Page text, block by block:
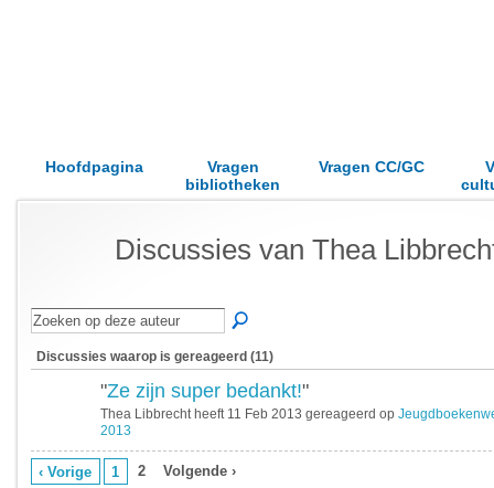
Hoofdpagina
Vragen
bibliotheken
Vragen CC/GC
Discussies van Thea
Discussies waarop is gereageerd (11)
"Ze zijn super bedankt!"
Thea Libbrecht heeft 11 Feb 2013 gereageerd op
2013
‹ Vorige 1 2 Volgende ›